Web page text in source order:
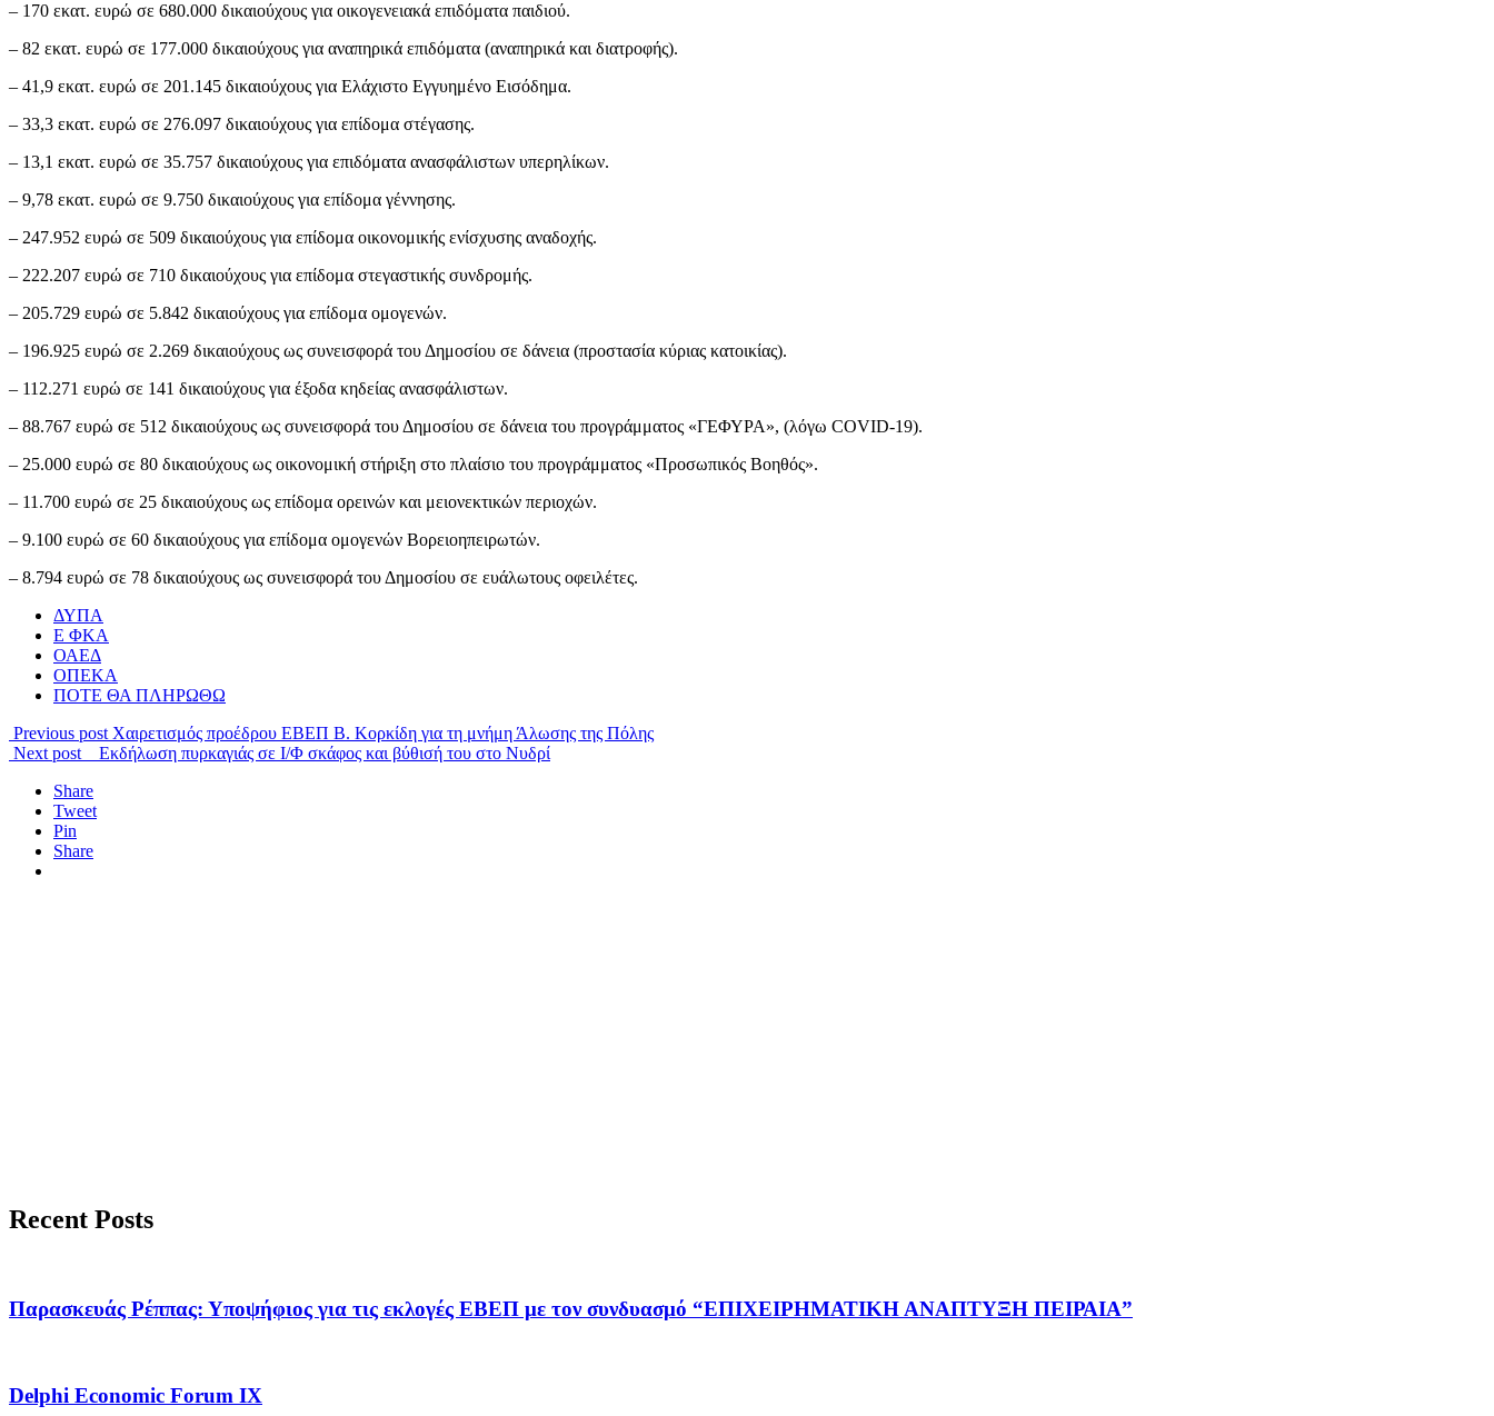
– 170 εκατ. ευρώ σε 680.000 δικαιούχους για οικογενειακά επιδόματα παιδιού.
– 82 εκατ. ευρώ σε 177.000 δικαιούχους για αναπηρικά επιδόματα (αναπηρικά και διατροφής).
– 41,9 εκατ. ευρώ σε 201.145 δικαιούχους για Ελάχιστο Εγγυημένο Εισόδημα.
– 33,3 εκατ. ευρώ σε 276.097 δικαιούχους για επίδομα στέγασης.
– 13,1 εκατ. ευρώ σε 35.757 δικαιούχους για επιδόματα ανασφάλιστων υπερηλίκων.
– 9,78 εκατ. ευρώ σε 9.750 δικαιούχους για επίδομα γέννησης.
– 247.952 ευρώ σε 509 δικαιούχους για επίδομα οικονομικής ενίσχυσης αναδοχής.
– 222.207 ευρώ σε 710 δικαιούχους για επίδομα στεγαστικής συνδρομής.
– 205.729 ευρώ σε 5.842 δικαιούχους για επίδομα ομογενών.
– 196.925 ευρώ σε 2.269 δικαιούχους ως συνεισφορά του Δημοσίου σε δάνεια (προστασία κύριας κατοικίας).
– 112.271 ευρώ σε 141 δικαιούχους για έξοδα κηδείας ανασφάλιστων.
– 88.767 ευρώ σε 512 δικαιούχους ως συνεισφορά του Δημοσίου σε δάνεια του προγράμματος «ΓΕΦΥΡΑ», (λόγω COVID-19).
– 25.000 ευρώ σε 80 δικαιούχους ως οικονομική στήριξη στο πλαίσιο του προγράμματος «Προσωπικός Βοηθός».
– 11.700 ευρώ σε 25 δικαιούχους ως επίδομα ορεινών και μειονεκτικών περιοχών.
– 9.100 ευρώ σε 60 δικαιούχους για επίδομα ομογενών Βορειοηπειρωτών.
– 8.794 ευρώ σε 78 δικαιούχους ως συνεισφορά του Δημοσίου σε ευάλωτους οφειλέτες.
ΔΥΠΑ
Ε ΦΚΑ
ΟΑΕΔ
ΟΠΕΚΑ
ΠΟΤΕ ΘΑ ΠΛΗΡΩΘΩ
Previous post Χαιρετισμός προέδρου ΕΒΕΠ Β. Κορκίδη για τη μνήμη Άλωσης της Πόλης
Next post
Εκδήλωση πυρκαγιάς σε Ι/Φ σκάφος και βύθισή του στο Νυδρί
Share
Tweet
Pin
Share
Recent Posts
Παρασκευάς Ρέππας: Υποψήφιος για τις εκλογές ΕΒΕΠ με τον συνδυασμό “ΕΠΙΧΕΙΡΗΜΑΤΙΚΗ ΑΝΑΠΤΥΞΗ ΠΕΙΡΑΙΑ”
Delphi Economic Forum IX